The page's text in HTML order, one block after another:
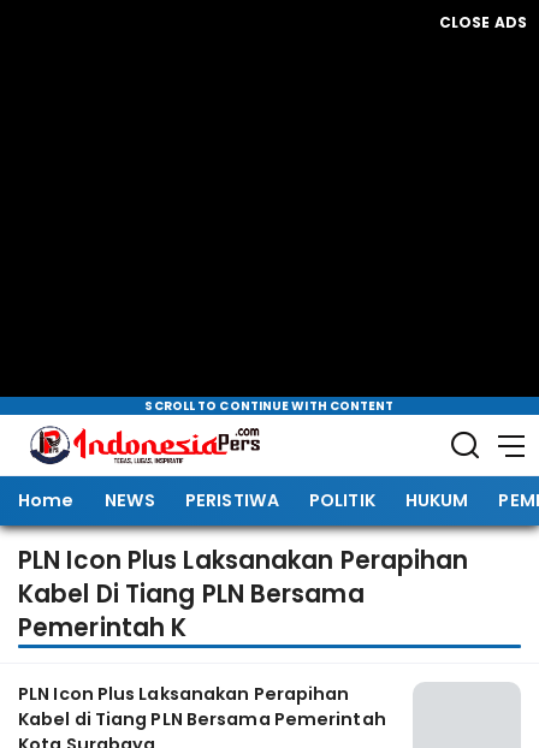
CLOSE ADS
SCROLL TO CONTINUE WITH CONTENT
Home NEWS PERISTIWA POLITIK HUKUM
PLN Icon Plus Laksanakan Perapihan
Kabel Di Tiang PLN Bersama
Pemerintah K
PLN Icon Plus Laksanakan Perapihan
Kabel di Tiang PLN Bersama Pemerintah